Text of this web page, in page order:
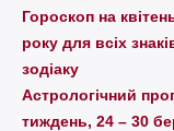
Гороскоп на
року для всіх
зодіаку
Астрологічний
тиждень, 24 – 30